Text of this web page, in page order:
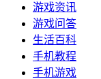
游戏资讯
游戏问答
生活百科
手机教程
手机游戏